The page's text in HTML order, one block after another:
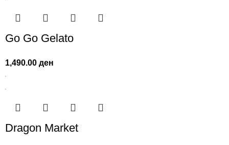
Go Go Gelato
1,490.00ден
Dragon Market